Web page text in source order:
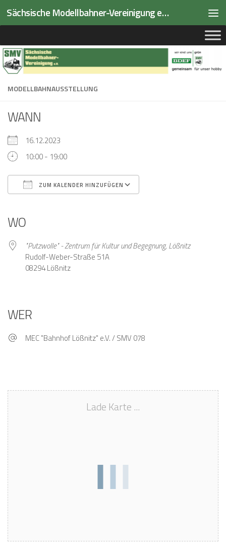
Zum Inhalt springen Sächsische Modellbahner-Vereinigung e.V.
MODELLBAHNAUSSTELLUNG
WANN
16.12.2023
10:00 - 19:00
ZUM KALENDER HINZUFÜGEN
WO
"Putzwolle" - Zentrum für Kultur und Begegnung, Lößnitz
Rudolf-Weber-Straße 51A
08294 Lößnitz
WER
MEC "Bahnhof Lößnitz" e.V. / SMV 078
Lade Karte ...